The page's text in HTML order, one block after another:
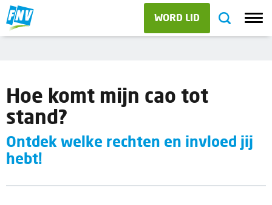
WORD LID
Hoe komt mijn cao tot
stand?
Ontdek welke rechten en invloed jij
hebt!